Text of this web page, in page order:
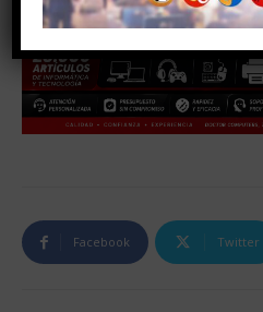
Facebook Twitter